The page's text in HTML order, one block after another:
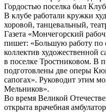
Гордостью поселка был
В клубе работали кружки
хоровой, танцевальный,
Газета «Мончегорский
пишет: «Большую работу по
коллектив художественной
в поселке Тростниковом. В
подготовлены две оперы
сапогах». Руководит этим
Мельников».
Во время Великой
открыта врачебная